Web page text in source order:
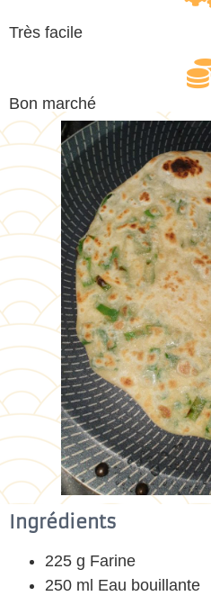
Très facile
Bon marché
Ingrédients
225 g Farine
250 ml Eau bouillante